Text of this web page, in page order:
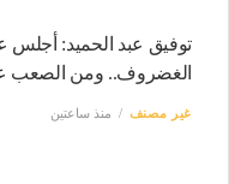
توفيق عبد الحميد:
الغضروف.. ومن الصعب
غير مصنف منذ ساعتين